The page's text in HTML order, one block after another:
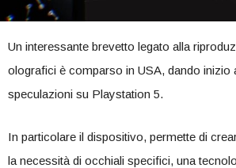
Un interessante brevetto legato alla
olografici è comparso in USA, dando inizio
speculazioni su Playstation 5.
In particolare il dispositivo, permette di
la necessità di occhiali specifici, una